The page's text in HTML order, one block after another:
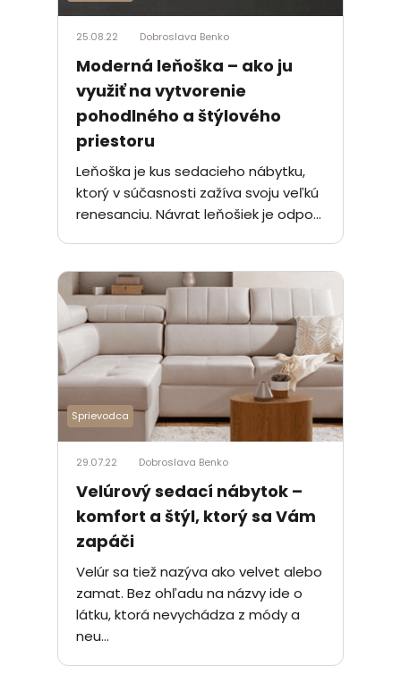
25.08.22 Dobroslava Benko
Moderná leňoška – ako ju
využiť na vytvorenie
pohodlného a štýlového
priestoru
Leňoška je kus sedacieho nábytku,
ktorý v súčasnosti zažíva svoju veľkú
renesanciu. Návrat leňošiek je odpo...
Sprievodca
29.07.22 Dobroslava Benko
Velúrový sedací nábytok –
komfort a štýl, ktorý sa Vám
zapáči
Velúr sa tiež nazýva ako velvet alebo
zamat. Bez ohľadu na názvy ide o
látku, ktorá nevychádza z módy a
neu...